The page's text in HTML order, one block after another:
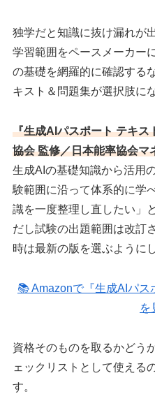
独学だと知識に抜け漏れが
学習範囲をペースメーカー
の基礎を網羅的に確認する
キスト＆問題集が選択肢に
『生成AIパスポート テキス
協会 監修／日本能率協会マ
生成AIの基礎知識から活用
験範囲に沿って体系的に学
識を一度整理し直したい」
だし試験の出題範囲は改訂
時は最新の版を選ぶように
📚 Amazonで『生成AIパス
を
資格そのものを取るかどう
ェックリストとして使える
す。